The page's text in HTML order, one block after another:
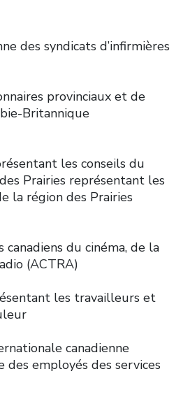
des syndicats d’infirmières
provinciaux et de
Britannique
les conseils du
Prairies représentant les
la région des Prairies
du cinéma, de la
(ACTRA)
les travailleurs et
canadienne
des employés des services